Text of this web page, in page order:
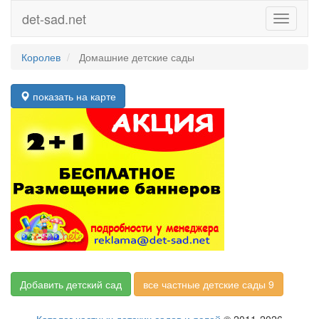
Toggle
det-sad.net
Королев Домашние детские сады
показать на карте
Добавить детский сад все частные детские сады 9